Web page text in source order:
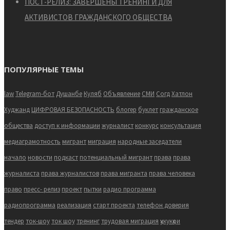
АКТИВИСТОВ ГРАЖДАНСКОГО ОБЩЕСТВА
ПОПУЛЯРНЫЕ ТЕМЫ
lawTelegram-бот Душанбе Куляб Объявление СМИ СогдХатлон
Худжанд ЦИФРОВАЯ БЕЗОПАСНОСТЬ блогер буклет гражданское
общества доступ к информации журналист конкурс консультация
медиаграмотность мигрант миграция народные заседатели
начало новости подкаст потенциальный мигрант права права
журналиста права журналистов права мигранта права человека
право пресс- релиз проект пытки радио программа
радиопрограмма реализация старт проекта телефон доверия
тендер ток-шоуток шоутренингтрудовая миграция ҳукукҳои